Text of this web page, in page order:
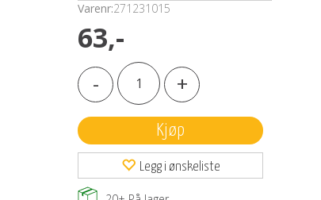
Varenr:271231015
63,-
- +
Kjøp
Legg i ønskeliste